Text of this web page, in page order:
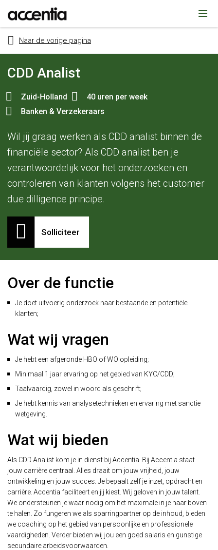
Naar de vorige pagina
CDD Analist
Zuid-Holland
40 uren per week
Banken & Verzekeraars
Wil jij graag werken als CDD analist binnen de
financiële sector? Als CDD analist ben je
verantwoordelijk voor het onderzoeken en
controleren van klanten volgens het customer
due dilligence principe.
Solliciteer
Over de functie
Je doet uitvoerig onderzoek naar bestaande en potentiële
klanten;
Wat wij vragen
Je hebt een afgeronde HBO of WO opleiding;
Minimaal 1 jaar ervaring op het gebied van KYC/CDD;
Taalvaardig, zowel in woord als geschrift;
Je hebt kennis van analysetechnieken en ervaring met sanctie
wetgeving.
Wat wij bieden
Als CDD Analist kom je in dienst bij Accentia. Bij Accentia staat
jouw carrière centraal. Alles draait om jouw vrijheid, jouw
ontwikkeling en jouw succes. Je bepaalt zelf je inzet, opdracht en
carrière. Accentia faciliteert en jij kiest. Wij geloven in jouw talent.
We ondersteunen je waar nodig om het maximale in je naar boven
te halen. Zo fungeren we als sparringpartner op de inhoud, bieden
we coaching op het gebied van persoonlijke en professionele
vaardigheden. Verder bieden wij jou een goed salaris en gunstige
secundaire arbeidsvoorwaarden.